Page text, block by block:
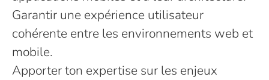
Garantir une expérience utilisateur
cohérente entre les environnements web et
mobile.
Apporter ton expertise sur les enjeux